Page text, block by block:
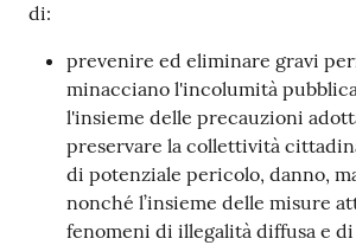
di:
prevenire ed eliminare gravi
minacciano l'incolumità
l'insieme delle precauzioni
preservare la collettività
di potenziale pericolo, danno,
nonché l’insieme delle misure
fenomeni di illegalità diffusa e